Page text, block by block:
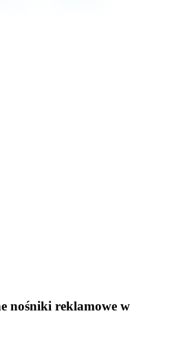
nośniki reklamowe w